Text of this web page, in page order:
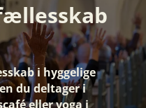
i hyggelige
du deltager i
eller yoga i